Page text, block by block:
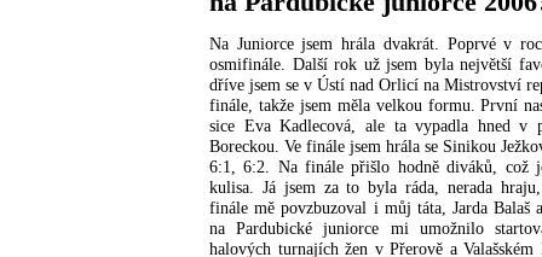
Na Juniorce jsem hrála dvakrát. Poprvé v
osmifinále. Další rok už jsem byla největší
dříve jsem se v Ústí nad Orlicí na Mistrovství
finále, takže jsem měla velkou formu. První
sice Eva Kadlecová, ale ta vypadla hned v
Boreckou. Ve finále jsem hrála se Sinikou
6:1, 6:2. Na finále přišlo hodně diváků, což
kulisa. Já jsem za to byla ráda, nerada
finále mě povzbuzoval i můj táta, Jarda Balaš
na Pardubické juniorce mi umožnilo
halových turnajích žen v Přerově a